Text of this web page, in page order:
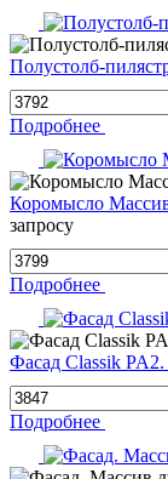
Полустолб-
Подробнее
Коромысло
запросу
Подробнее
Фасад Classik
Подробнее